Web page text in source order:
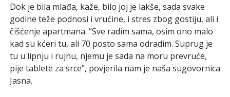
Dok je bila mlađa, kaže, bilo joj je lakše, sada svake
godine teže podnosi i vrućine, i stres zbog gostiju, ali i
čišćenje apartmana. “Sve radim sama, osim ono malo
kad su kćeri tu, ali 70 posto sama odradim. Suprug je
tu u lipnju i rujnu, njemu je sada na moru prevruće,
pije tablete za srce”, povjerila nam je naša sugovornica
Jasna.